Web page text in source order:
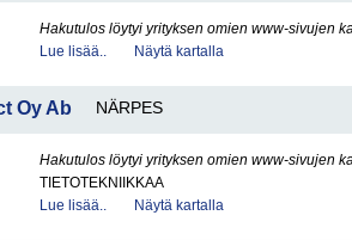
Hakutulos löytyi yrityksen omien www-sivujen
Lue lisää..
Näytä kartalla
Oy Ab NÄRPES
Hakutulos löytyi yrityksen omien www-sivujen
TIETOTEKNIIKKAA
Lue lisää..
Näytä kartalla